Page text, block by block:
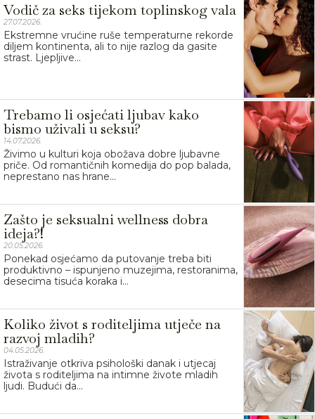
Vodič za seks tijekom toplinskog vala
27.07.2026.
Ekstremne vrućine ruše temperaturne rekorde
diljem kontinenta, ali to nije razlog da gasite
strast. Ljepljive...
Trebamo li osjećati ljubav kako
bismo uživali u seksu?
14.07.2026.
Živimo u kulturi koja obožava dobre ljubavne
priče. Od romantičnih komedija do pop balada,
neprestano nas hrane...
Zašto je seksualni wellness dobra
ideja?!
20.05.2026.
Ponekad osjećamo da putovanje treba biti
produktivno – ispunjeno muzejima, restoranima,
desecima tisuća koraka i...
Koliko život s roditeljima utječe na
razvoj mladih?
04.05.2026.
Istraživanje otkriva psihološki danak i utjecaj
života s roditeljima na intimne živote mladih
ljudi. Budući da...